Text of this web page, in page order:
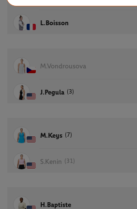
L.Boisson
M.Vondrousova
J.Pegula (3)
M.Keys (7)
S.Kenin (31)
H.Baptiste